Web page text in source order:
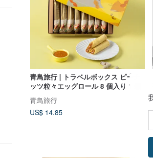
青鳥旅行 | トラベルボックス ピーナ
ッツ粒々エッグロール 8 個入り 1 箱
青鳥旅行
US$ 14.85